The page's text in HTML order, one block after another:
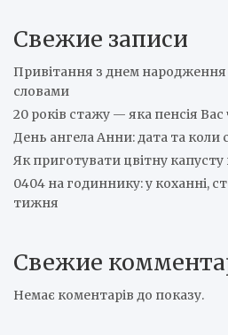
Свежие записи
Привітання з днем народження
словами
20 років стажу — яка пенсія Вас
День ангела Анни: дата та коли
Як приготувати цвітну капусту
0404 на годиннику: у коханні,
тижня
Свежие
Немає коментарів до показу.